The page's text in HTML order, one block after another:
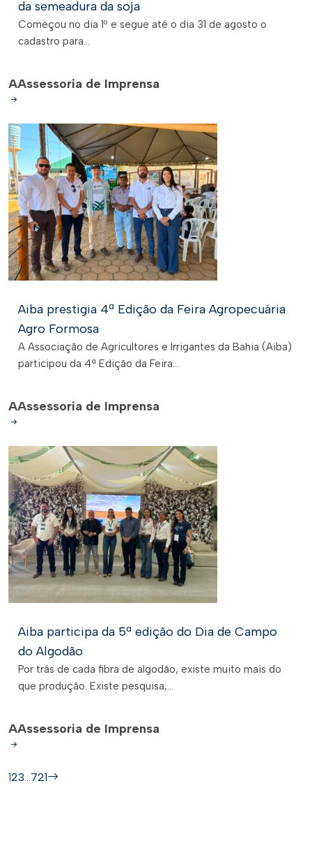
da semeadura da soja
Começou no dia 1º e segue até o dia 31 de agosto o
cadastro para...
AAssessoria de Imprensa
Aiba prestigia 4ª Edição da Feira Agropecuária
Agro Formosa
A Associação de Agricultores e Irrigantes da Bahia (Aiba)
participou da 4ª Edição da Feira...
AAssessoria de Imprensa
Aiba participa da 5ª edição do Dia de Campo
do Algodão
Por trás de cada fibra de algodão, existe muito mais do
que produção. Existe pesquisa,...
AAssessoria de Imprensa
123…721